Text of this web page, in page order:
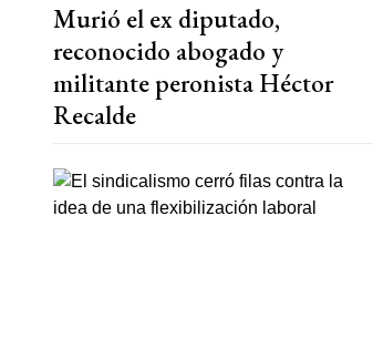
Murió el ex diputado,
reconocido abogado y
militante peronista Héctor
Recalde